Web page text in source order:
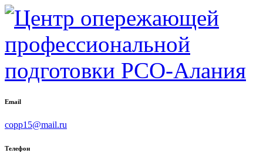
Email
copp15@mail.ru
Телефон